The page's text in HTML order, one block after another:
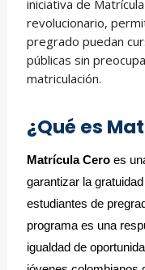
iniciativa de
revolucionario,
pregrado puedan
públicas sin
matriculación.
¿Qué es
Matrícula Cero es
garantizar la
estudiantes de
programa es una
igualdad de